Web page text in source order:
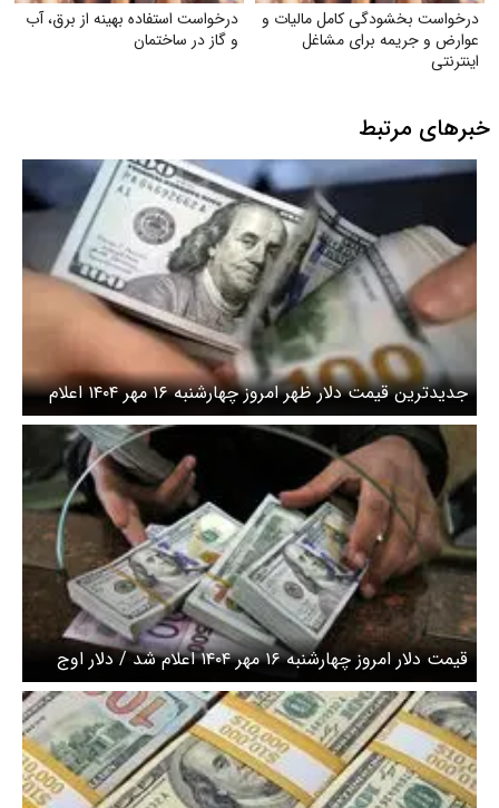
درخواست بخشودگی کامل مالیات و
عوارض و جریمه برای مشاغل
اینترنتی
درخواست استفاده بهینه از برق، آب
و گاز در ساختمان
خبرهای مرتبط
جدیدترین قیمت دلار ظهر امروز چهارشنبه ۱۶ مهر ۱۴۰۴ اعلام
شد / گرانی دلار ادامه دارد
قیمت دلار امروز چهارشنبه ۱۶ مهر ۱۴۰۴ اعلام شد / دلار اوج
گرفت